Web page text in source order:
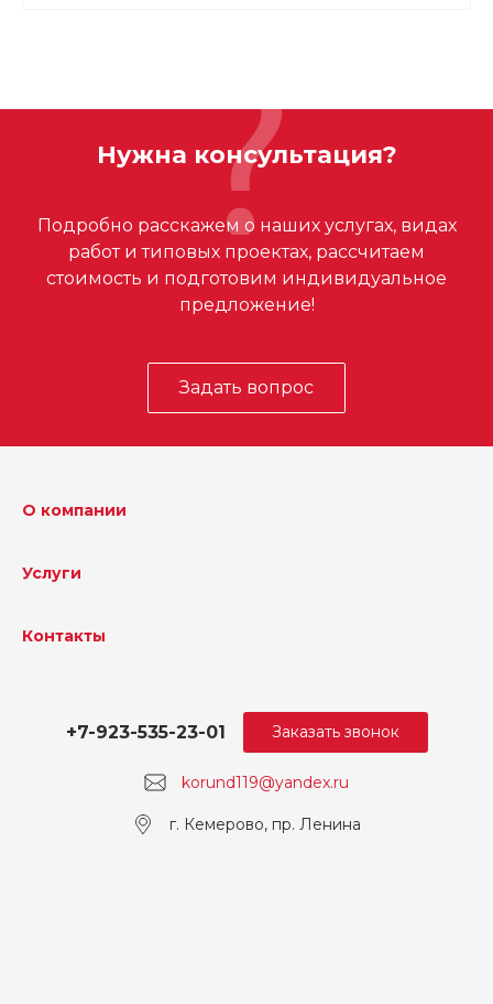
Нужна консультация?
Подробно расскажем о наших услугах, видах
работ и типовых проектах, рассчитаем
стоимость и подготовим индивидуальное
предложение!
Задать вопрос
О компании
Услуги
Контакты
korund119@yandex.ru
+7-923-535-23-01
г. Кемерово, пр. Ленина
Заказать звонок